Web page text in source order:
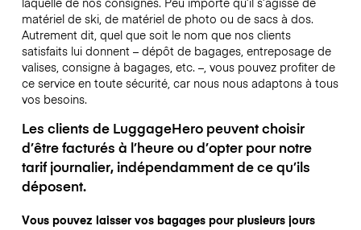
matériel de ski, de matériel de photo ou de sacs à dos.
Autrement dit, quel que soit le nom que nos clients
satisfaits lui donnent – dépôt de bagages, entreposage de
valises, consigne à bagages, etc. –, vous pouvez profiter de
ce service en toute sécurité, car nous nous adaptons à tous
vos besoins.
Les clients de LuggageHero peuvent choisir
d’être facturés à l’heure ou d’opter pour notre
tarif journalier, indépendamment de ce qu’ils
déposent.
Vous pouvez laisser vos bagages pour plusieurs jours